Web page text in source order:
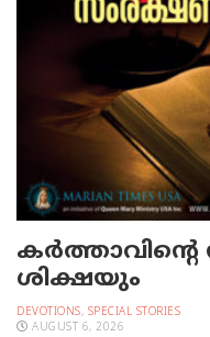
ശിക്ഷയും
DEVOTIONS, SPECIAL STORIES
AUGUST 6, 2026